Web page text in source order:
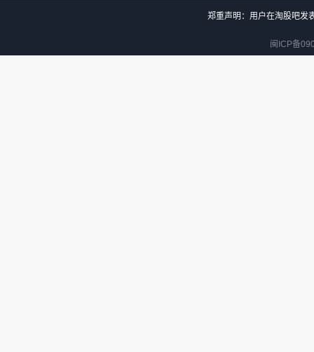
郑重声明：用户在淘股吧发
闽ICP备